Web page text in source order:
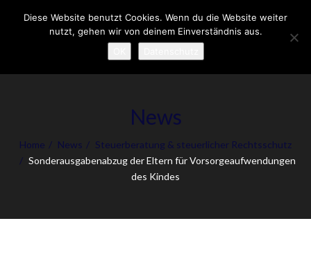
News
Home News
Steuerberatung & steuerlicher Rechtsschutz
Sonderausgabenabzug der Eltern für Vorsorgeaufwendungen
des Kindes
Diese Website benutzt Cookies. Wenn du die Website weiter
nutzt, gehen wir von deinem Einverständnis aus.